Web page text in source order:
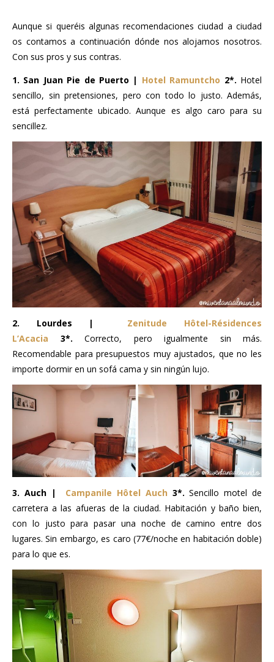
Aunque si queréis algunas recomendaciones ciudad a ciudad
os contamos a continuación dónde nos alojamos nosotros.
Con sus pros y sus contras.
1. San Juan Pie de Puerto | Hotel Ramuntcho 2*. Hotel
sencillo, sin pretensiones, pero con todo lo justo. Además,
está perfectamente ubicado. Aunque es algo caro para su
sencillez.
2. Lourdes | Zenitude Hôtel-Résidences
L’Acacia 3*. Correcto, pero igualmente sin más.
Recomendable para presupuestos muy ajustados, que no les
importe dormir en un sofá cama y sin ningún lujo.
3. Auch | Campanile Hôtel Auch 3*. Sencillo motel de
carretera a las afueras de la ciudad. Habitación y baño bien,
con lo justo para pasar una noche de camino entre dos
lugares. Sin embargo, es caro (77€/noche en habitación doble)
para lo que es.